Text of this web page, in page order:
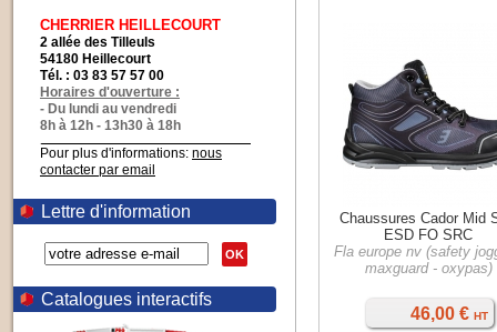
CHERRIER HEILLECOURT
2 allée des Tilleuls
54180 Heillecourt
Tél. : 03 83 57 57 00
Horaires d'ouverture :
- Du lundi au vendredi
8h à 12h - 13h30 à 18h
Pour plus d'informations: nous
contacter par email
Lettre d'information
OK
Catalogues interactifs
Chaussures Cador Mid
ESD FO SRC
Fla europe nv (safety
maxguard - oxypas)
46,00 € HT